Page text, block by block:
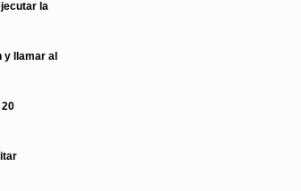
la
y llamar al
20